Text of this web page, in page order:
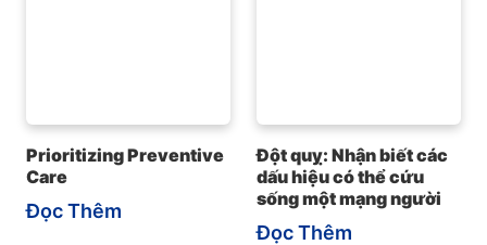
Prioritizing Preventive
Care
Đọc Thêm
Đột quỵ: Nhận biết các
dấu hiệu có thể cứu
sống một mạng người
Đọc Thêm